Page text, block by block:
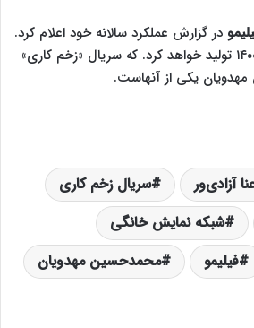
در گزارش عملکرد سالانه خود اعلام کرد.
که ۳۰ سریال برای سال ۱۴۰۰ تولید خواهد کرد. که سریال «زخم کاری»
یکی از آنهاست.
آزادی‌ور
سریال زخم کاری
شبکه نمایش خانگی
فیلیمو
محمدحسین مهدویان